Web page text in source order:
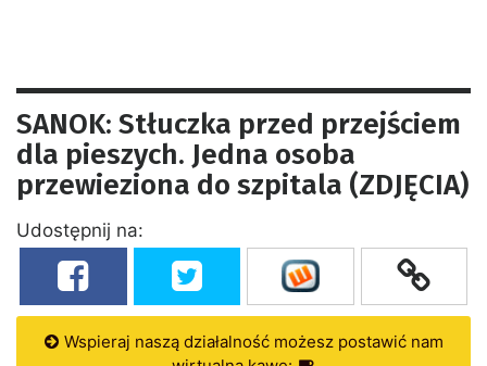
SANOK: Stłuczka przed przejściem
dla pieszych. Jedna osoba
przewieziona do szpitala (ZDJĘCIA)
Udostępnij na:
Wspieraj naszą działalność możesz postawić nam